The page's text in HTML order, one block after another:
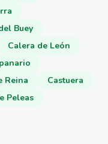
Buey
Calera de León
Reina
Castuera
Peleas